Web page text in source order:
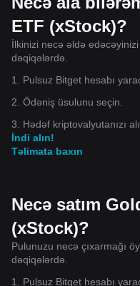
ETF (xStock)?
İlkinizi necə əldə
dəqiqələrdə.
1. Pulsuz Bitget hesabı
2. Ödəniş üsulunu seçin.
3. Hədəf kriptovalyutanızı
İndi alın!
Təlimata baxın
Necə satım
(xStock)?
Pulunuzu necə çıxarmağı
dəqiqələrdə.
1. Pulsuz Bitget hesabı